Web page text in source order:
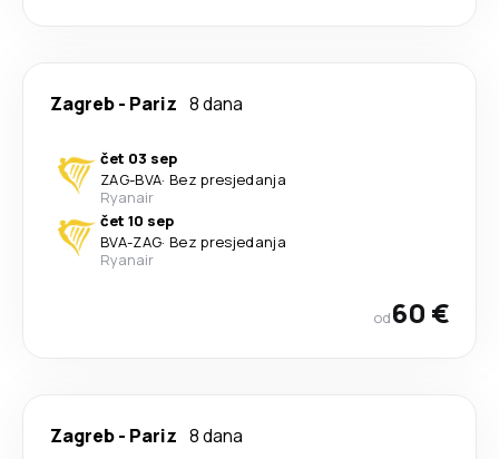
Zagreb- Pariz 8 dana
čet 03 sep
ZAG-BVA· Bez presjedanja
Ryanair
čet 10 sep
BVA-ZAG· Bez presjedanja
Ryanair
od60 €
Zagreb- Pariz 8 dana